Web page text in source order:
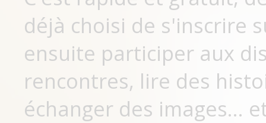
déjà choisi de s'inscrire
ensuite participer aux
rencontres, lire des
échanger des images...